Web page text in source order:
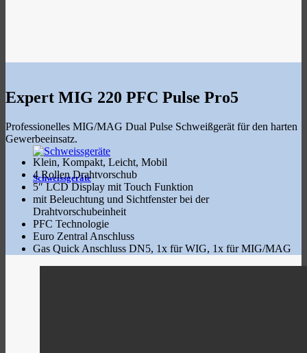
Schweissgeräte
Expert MIG 220 PFC Pulse Pro5
Professionelles MIG/MAG Dual Pulse Schweißgerät für den harten
Gewerbeeinsatz.
Klein, Kompakt, Leicht, Mobil
4 Rollen Drahtvorschub
5″ LCD Display mit Touch Funktion
mit Beleuchtung und Sichtfenster bei der
Drahtvorschubeinheit
PFC Technologie
Euro Zentral Anschluss
Gas Quick Anschluss DN5, 1x für WIG, 1x für MIG/MAG